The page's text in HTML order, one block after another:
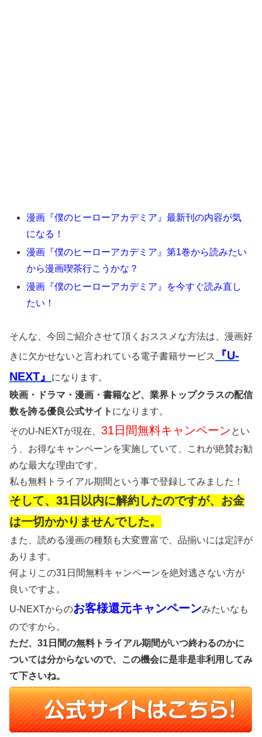
漫画『僕のヒーローアカデミア』最新刊の内容が気
になる！
漫画『僕のヒーローアカデミア』第1巻から読みたい
から漫画喫茶行こうかな？
漫画『僕のヒーローアカデミア』を今すぐ読み直し
たい！
そんな、今回ご紹介させて頂くおススメな方法は、漫画好
きに欠かせないと言われている電子書籍サービス
『U-
NEXT』
になります。
映画・ドラマ・漫画・書籍など、業界トップクラスの配信
数を誇る優良公式サイト になります。
そのU-NEXTが現在、 31日間無料キャンペーンとい
う、お得なキャンペーンを実施していて、これが絶賛お勧
めな最大な理由です。
私も無料トライアル期間という事で登録してみました！
そして、31日以内に解約したのですが、お金
は一切かかりませんでした。
また、読める漫画の種類も大変豊富で、品揃いには定評が
あります。
何よりこの31日間無料キャンペーンを絶対逃さない方が
良いですよ。
U-NEXTからのお客様還元キャンペーンみたいなも
のですから。
ただ、31日間の無料トライアル期間がいつ終わるのかに
ついては分からないので、この機会に是非是非利用してみ
て下さいね。